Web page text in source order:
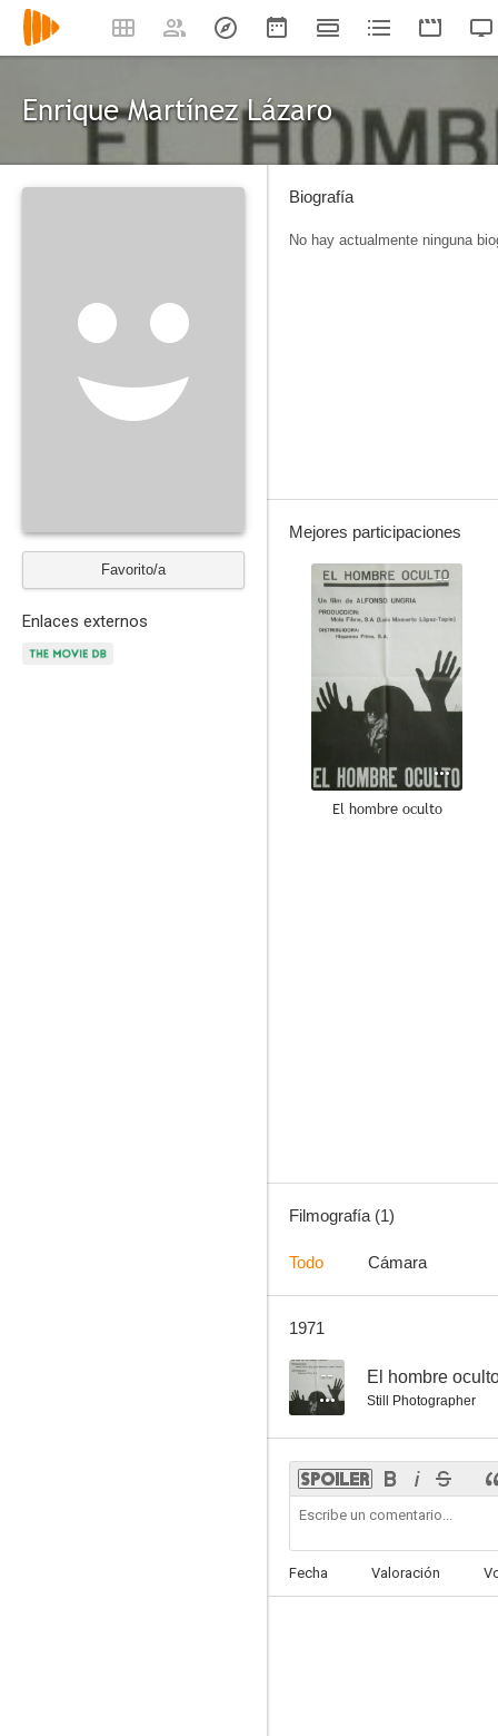
Enrique Martínez Lázaro
Favorito/a
Enlaces externos
Biografía
No hay actualmente ninguna
Mejores participaciones
--
El hombre oculto
Filmografía (1)
Todo Cámara
1971
-- El hombre
Still Photographer
Fecha Valoración